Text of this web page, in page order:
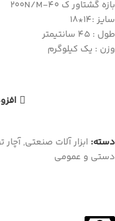
بازه گشتاور ک 40-200N/M
سایز :14*18
طول : 45 سانتیمتر
وزن : یک کیلوگرم
دسته: ابزار آلات صنعتی, آچار
دستی و عمومی